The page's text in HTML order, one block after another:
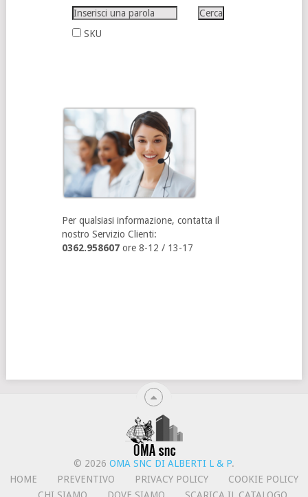
SKU
Per qualsiasi informazione, contatta il
nostro Servizio Clienti:
0362.958607ore 8-12 / 13-17
© 2026 OMA SNC DI ALBERTI L & P.
HOME
PREVENTIVO PRIVACY POLICY
COOKIE POLICY